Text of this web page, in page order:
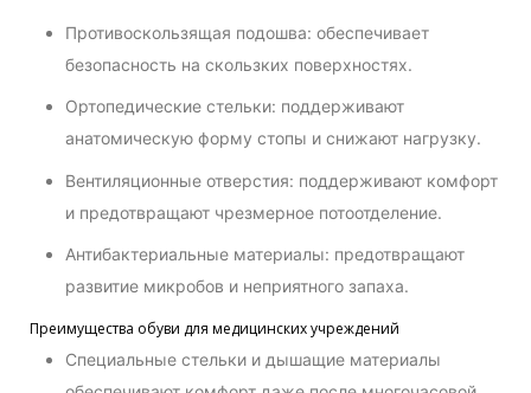
Противоскользящая подошва: обеспечивает
безопасность на скользких поверхностях.
Ортопедические стельки: поддерживают
анатомическую форму стопы и снижают нагрузку.
Вентиляционные отверстия: поддерживают комфорт
и предотвращают чрезмерное потоотделение.
Антибактериальные материалы: предотвращают
развитие микробов и неприятного запаха.
Преимущества обуви для медицинских учреждений
Специальные стельки и дышащие материалы